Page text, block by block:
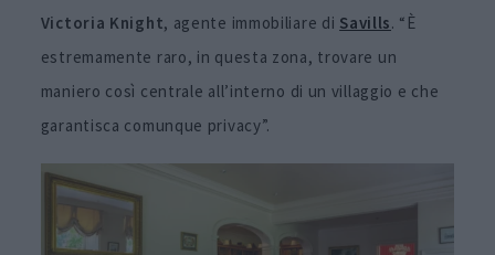
Victoria Knight, agente immobiliare di Savills. “È
estremamente raro, in questa zona, trovare un
maniero così centrale all’interno di un villaggio e che
garantisca comunque privacy”.